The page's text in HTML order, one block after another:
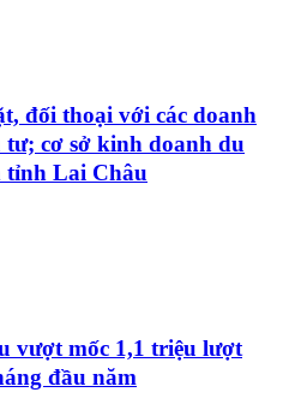
đối thoại với các doanh
tư; cơ sở kinh doanh du
tỉnh Lai Châu
vượt mốc 1,1 triệu lượt
đầu năm